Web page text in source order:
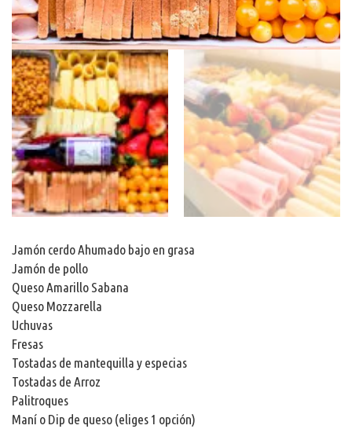
Jamón cerdo Ahumado bajo en grasa
Jamón de pollo
Queso Amarillo Sabana
Queso Mozzarella
Uchuvas
Fresas
Tostadas de mantequilla y especias
Tostadas de Arroz
Palitroques
Maní o Dip de queso (eliges 1 opción)